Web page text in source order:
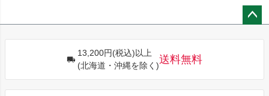
13,200円(税込)以上
(北海道・沖縄を除く)
送料無料